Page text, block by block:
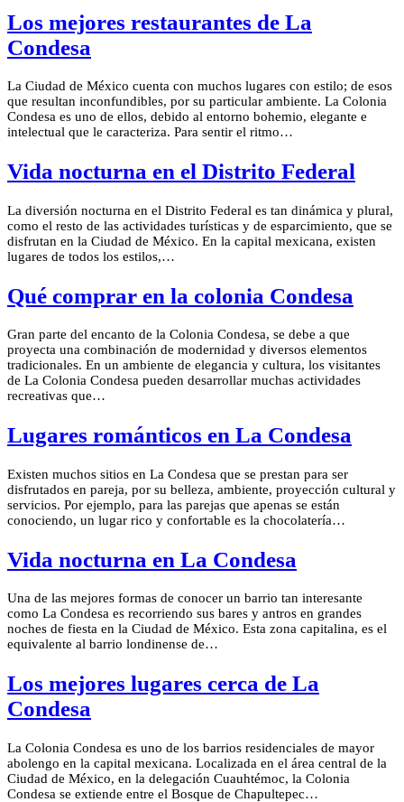
Los mejores restaurantes de La
Condesa
La Ciudad de México cuenta con muchos lugares con estilo; de esos
que resultan inconfundibles, por su particular ambiente. La Colonia
Condesa es uno de ellos, debido al entorno bohemio, elegante e
intelectual que le caracteriza. Para sentir el ritmo…
Vida nocturna en el Distrito Federal
La diversión nocturna en el Distrito Federal es tan dinámica y plural,
como el resto de las actividades turísticas y de esparcimiento, que se
disfrutan en la Ciudad de México. En la capital mexicana, existen
lugares de todos los estilos,…
Qué comprar en la colonia Condesa
Gran parte del encanto de la Colonia Condesa, se debe a que
proyecta una combinación de modernidad y diversos elementos
tradicionales. En un ambiente de elegancia y cultura, los visitantes
de La Colonia Condesa pueden desarrollar muchas actividades
recreativas que…
Lugares románticos en La Condesa
Existen muchos sitios en La Condesa que se prestan para ser
disfrutados en pareja, por su belleza, ambiente, proyección cultural y
servicios. Por ejemplo, para las parejas que apenas se están
conociendo, un lugar rico y confortable es la chocolatería…
Vida nocturna en La Condesa
Una de las mejores formas de conocer un barrio tan interesante
como La Condesa es recorriendo sus bares y antros en grandes
noches de fiesta en la Ciudad de México. Esta zona capitalina, es el
equivalente al barrio londinense de…
Los mejores lugares cerca de La
Condesa
La Colonia Condesa es uno de los barrios residenciales de mayor
abolengo en la capital mexicana. Localizada en el área central de la
Ciudad de México, en la delegación Cuauhtémoc, la Colonia
Condesa se extiende entre el Bosque de Chapultepec…